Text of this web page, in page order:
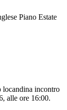
Piano Estate
incontro
alle ore 16:00.